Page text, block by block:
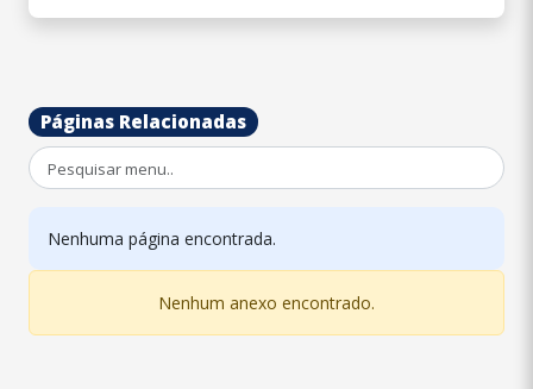
Páginas Relacionadas
Nenhuma página encontrada.
Nenhum anexo encontrado.